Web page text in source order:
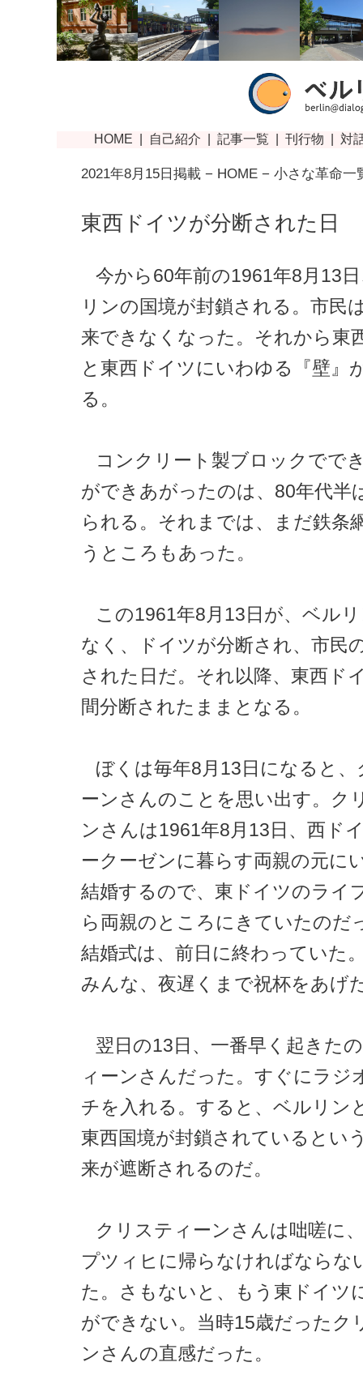
2021年8月15日掲載 − HOME − 小さな革命一
東西ドイツが分断された日
今から60年前の1961年8月13
リンの国境が封鎖される。市民
来できなくなった。それから東
と東西ドイツにいわゆる『壁』
る。
コンクリート製ブロックでで
ができあがったのは、80年代半
られる。それまでは、まだ鉄条
うところもあった。
この1961年8月13日が、ベル
なく、ドイツが分断され、市民
された日だ。それ以降、東西ド
間分断されたままとなる。
ぼくは毎年8月13日になると
ーンさんのことを思い出す。ク
ンさんは1961年8月13日、西ド
ークーゼンに暮らす両親の元に
結婚するので、東ドイツのライ
ら両親のところにきていたのだ
結婚式は、前日に終わっていた
みんな、夜遅くまで祝杯をあげ
翌日の13日、一番早く起きた
ィーンさんだった。すぐにラジ
チを入れる。すると、ベルリン
東西国境が封鎖されているとい
来が遮断されるのだ。
クリスティーンさんは咄嗟に
プツィヒに帰らなければならな
た。さもないと、もう東ドイツ
ができない。当時15歳だったク
ンさんの直感だった。